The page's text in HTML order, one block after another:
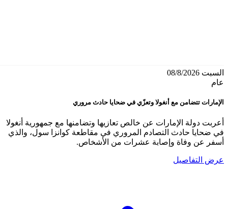
السبت 08/8/2026
عام
الإمارات تتضامن مع أنغولا وتعزّي في ضحايا حادث مروري
أعربت دولة الإمارات عن خالص تعازيها وتضامنها مع جمهورية أنغولا
في ضحايا حادث التصادم المروري في مقاطعة كوانزا سول، والذي
أسفر عن وفاة وإصابة عشرات من الأشخاص.
عرض التفاصيل